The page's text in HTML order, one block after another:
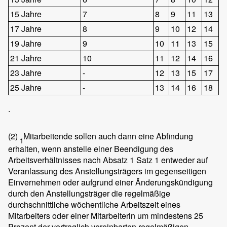
15 Jahre
7 8 9 11
13
17 Jahre
8 9 10 12
14
19 Jahre
9 10 11 13
15
21 Jahre
10 11 12 14
16
23 Jahre
- 12 13 15
17
25 Jahre
- 13 14 16
18
.
(2) 1Mitarbeitende sollen auch dann eine Abfindung
erhalten, wenn anstelle einer Beendigung des
Arbeitsverhältnisses nach Absatz 1 Satz 1 entweder auf
Veranlassung des Anstellungsträgers im gegenseitigen
Einvernehmen oder aufgrund einer Änderungskündigung
durch den Anstellungsträger die regelmäßige
durchschnittliche wöchentliche Arbeitszeit eines
Mitarbeiters oder einer Mitarbeiterin um mindestens 25